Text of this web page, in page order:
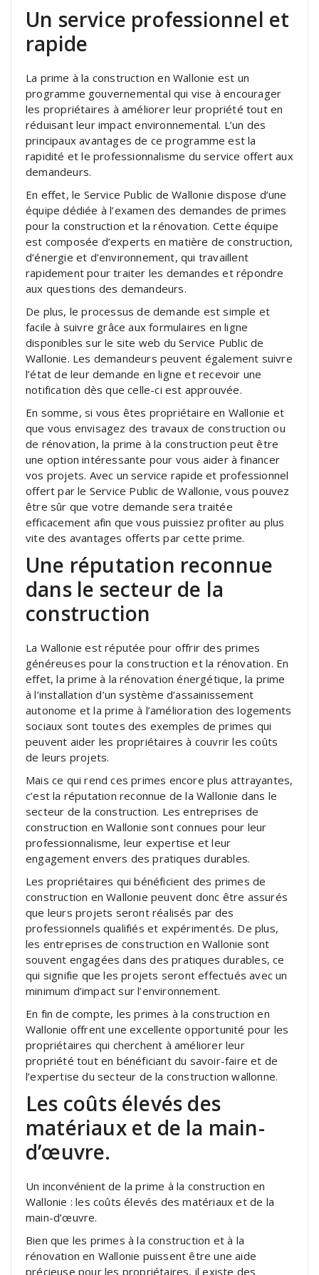
Un service professionnel et
rapide
La prime à la construction en Wallonie est un
programme gouvernemental qui vise à encourager
les propriétaires à améliorer leur propriété tout en
réduisant leur impact environnemental. L’un des
principaux avantages de ce programme est la
rapidité et le professionnalisme du service offert aux
demandeurs.
En effet, le Service Public de Wallonie dispose d’une
équipe dédiée à l’examen des demandes de primes
pour la construction et la rénovation. Cette équipe
est composée d’experts en matière de construction,
d’énergie et d’environnement, qui travaillent
rapidement pour traiter les demandes et répondre
aux questions des demandeurs.
De plus, le processus de demande est simple et
facile à suivre grâce aux formulaires en ligne
disponibles sur le site web du Service Public de
Wallonie. Les demandeurs peuvent également suivre
l’état de leur demande en ligne et recevoir une
notification dès que celle-ci est approuvée.
En somme, si vous êtes propriétaire en Wallonie et
que vous envisagez des travaux de construction ou
de rénovation, la prime à la construction peut être
une option intéressante pour vous aider à financer
vos projets. Avec un service rapide et professionnel
offert par le Service Public de Wallonie, vous pouvez
être sûr que votre demande sera traitée
efficacement afin que vous puissiez profiter au plus
vite des avantages offerts par cette prime.
Une réputation reconnue
dans le secteur de la
construction
La Wallonie est réputée pour offrir des primes
généreuses pour la construction et la rénovation. En
effet, la prime à la rénovation énergétique, la prime
à l’installation d’un système d’assainissement
autonome et la prime à l’amélioration des logements
sociaux sont toutes des exemples de primes qui
peuvent aider les propriétaires à couvrir les coûts
de leurs projets.
Mais ce qui rend ces primes encore plus attrayantes,
c’est la réputation reconnue de la Wallonie dans le
secteur de la construction. Les entreprises de
construction en Wallonie sont connues pour leur
professionnalisme, leur expertise et leur
engagement envers des pratiques durables.
Les propriétaires qui bénéficient des primes de
construction en Wallonie peuvent donc être assurés
que leurs projets seront réalisés par des
professionnels qualifiés et expérimentés. De plus,
les entreprises de construction en Wallonie sont
souvent engagées dans des pratiques durables, ce
qui signifie que les projets seront effectués avec un
minimum d’impact sur l’environnement.
En fin de compte, les primes à la construction en
Wallonie offrent une excellente opportunité pour les
propriétaires qui cherchent à améliorer leur
propriété tout en bénéficiant du savoir-faire et de
l’expertise du secteur de la construction wallonne.
Les coûts élevés des
matériaux et de la main-
d’œuvre.
Un inconvénient de la prime à la construction en
Wallonie : les coûts élevés des matériaux et de la
main-d’œuvre.
Bien que les primes à la construction et à la
rénovation en Wallonie puissent être une aide
précieuse pour les propriétaires, il existe des